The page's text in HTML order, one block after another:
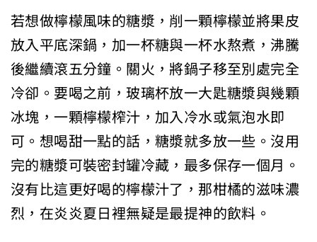
若想做檸檬風味的糖漿，削一顆檸檬並將果皮
放入平底深鍋，加一杯糖與一杯水熬煮，沸騰
後繼續滾五分鐘。關火，將鍋子移至別處完全
冷卻。要喝之前，玻璃杯放一大匙糖漿與幾顆
冰塊，一顆檸檬榨汁，加入冷水或氣泡水即
可。想喝甜一點的話，糖漿就多放一些。沒用
完的糖漿可裝密封罐冷藏，最多保存一個月。
沒有比這更好喝的檸檬汁了，那柑橘的滋味濃
烈，在炎炎夏日裡無疑是最提神的飲料。